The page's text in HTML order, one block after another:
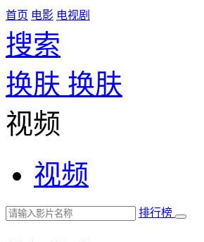
首页 电影 电视剧
搜索
换肤 换肤
视频
视频
排行榜